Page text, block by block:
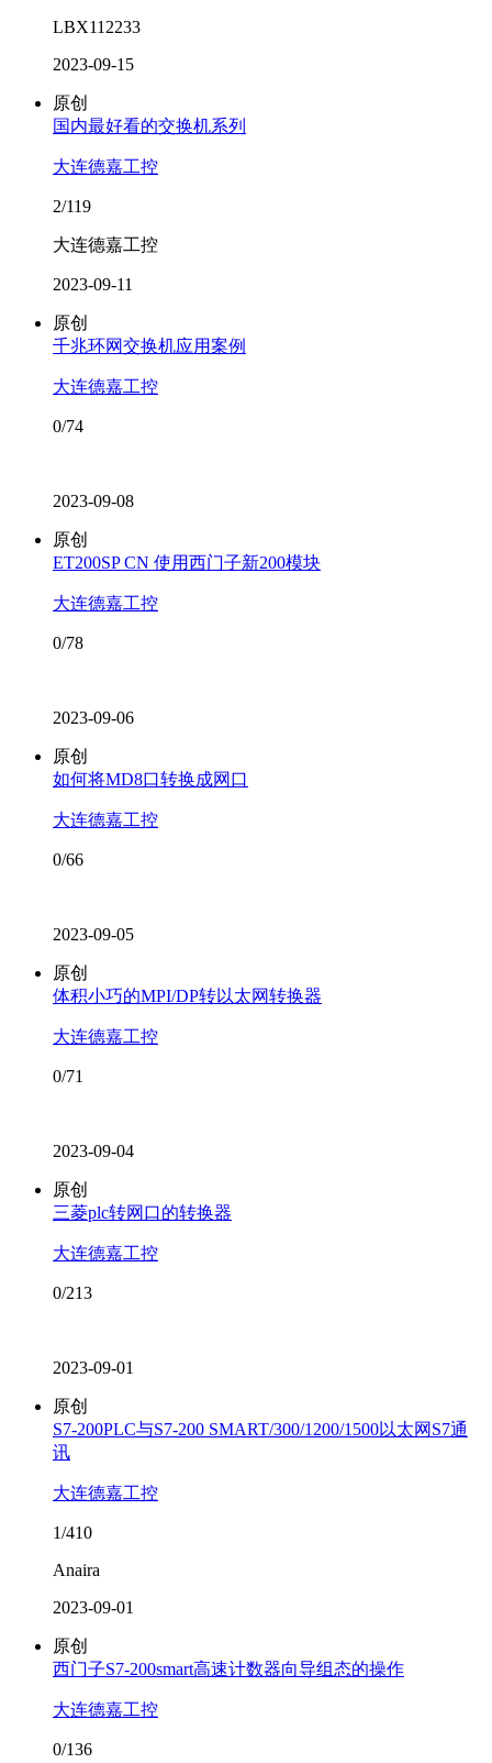
LBX112233
2023-09-15
原创
国内最好看的交换机系列
大连德嘉工控
2/119
大连德嘉工控
2023-09-11
原创
千兆环网交换机应用案例
大连德嘉工控
0/74
2023-09-08
原创
ET200SP CN 使用西门子新200模块
大连德嘉工控
0/78
2023-09-06
原创
如何将MD8口转换成网口
大连德嘉工控
0/66
2023-09-05
原创
体积小巧的MPI/DP转以太网转换器
大连德嘉工控
0/71
2023-09-04
原创
三菱plc转网口的转换器
大连德嘉工控
0/213
2023-09-01
原创
S7-200PLC与S7-200 SMART/300/1200/1500以太网S7通
讯
大连德嘉工控
1/410
Anaira
2023-09-01
原创
西门子S7-200smart高速计数器向导组态的操作
大连德嘉工控
0/136